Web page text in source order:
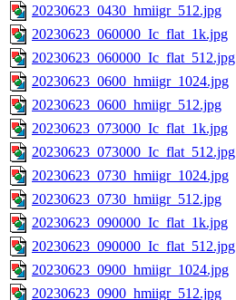
20230623_0430_hmiigr_512.jpg
20230623_060000_Ic_flat_1k.jpg
20230623_060000_Ic_flat_512.jpg
20230623_0600_hmiigr_1024.jpg
20230623_0600_hmiigr_512.jpg
20230623_073000_Ic_flat_1k.jpg
20230623_073000_Ic_flat_512.jpg
20230623_0730_hmiigr_1024.jpg
20230623_0730_hmiigr_512.jpg
20230623_090000_Ic_flat_1k.jpg
20230623_090000_Ic_flat_512.jpg
20230623_0900_hmiigr_1024.jpg
20230623_0900_hmiigr_512.jpg